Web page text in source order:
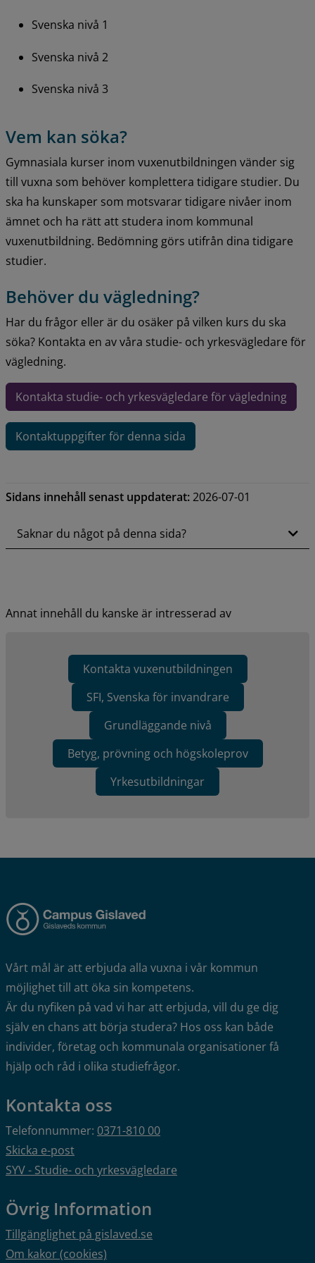
Svenska nivå 1
Svenska nivå 2
Svenska nivå 3
Vem kan söka?
Gymnasiala kurser inom vuxenutbildningen vänder sig
till vuxna som behöver komplettera tidigare studier. Du
ska ha kunskaper som motsvarar tidigare nivåer inom
ämnet och ha rätt att studera inom kommunal
vuxenutbildning. Bedömning görs utifrån dina tidigare
studier.
Behöver du vägledning?
Har du frågor eller är du osäker på vilken kurs du ska
söka? Kontakta en av våra studie- och yrkesvägledare för
vägledning.
Kontakta studie- och yrkesvägledare för vägledning
Kontaktuppgifter för denna sida
Sidans innehåll senast uppdaterat:2026-07-01
Saknar du något på denna sida?
Annat innehåll du kanske är intresserad av
Kontakta vuxenutbildningen
SFI, Svenska för invandrare
Grundläggande nivå
Betyg, prövning och högskoleprov
Yrkesutbildningar
Vårt mål är att erbjuda alla vuxna i vår kommun
möjlighet till att öka sin kompetens.
Är du nyfiken på vad vi har att erbjuda, vill du ge dig
själv en chans att börja studera? Hos oss kan både
individer, företag och kommunala organisationer få
hjälp och råd i olika studiefrågor.
Kontakta oss
Telefonnummer: 0371-810 00
Skicka e-post
SYV - Studie- och yrkesvägledare
Övrig Information
Tillgänglighet på gislaved.se
Om kakor (cookies)